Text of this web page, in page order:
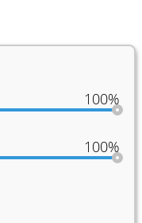
100%
100%